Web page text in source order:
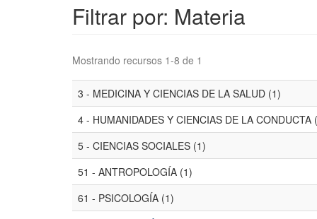
Filtrar por: Materia
Mostrando recursos 1-8 de 1
3 - MEDICINA Y CIENCIAS DE LA SALUD (1)
4 - HUMANIDADES Y CIENCIAS DE LA CONDUCTA
5 - CIENCIAS SOCIALES (1)
51 - ANTROPOLOGÍA (1)
61 - PSICOLOGÍA (1)